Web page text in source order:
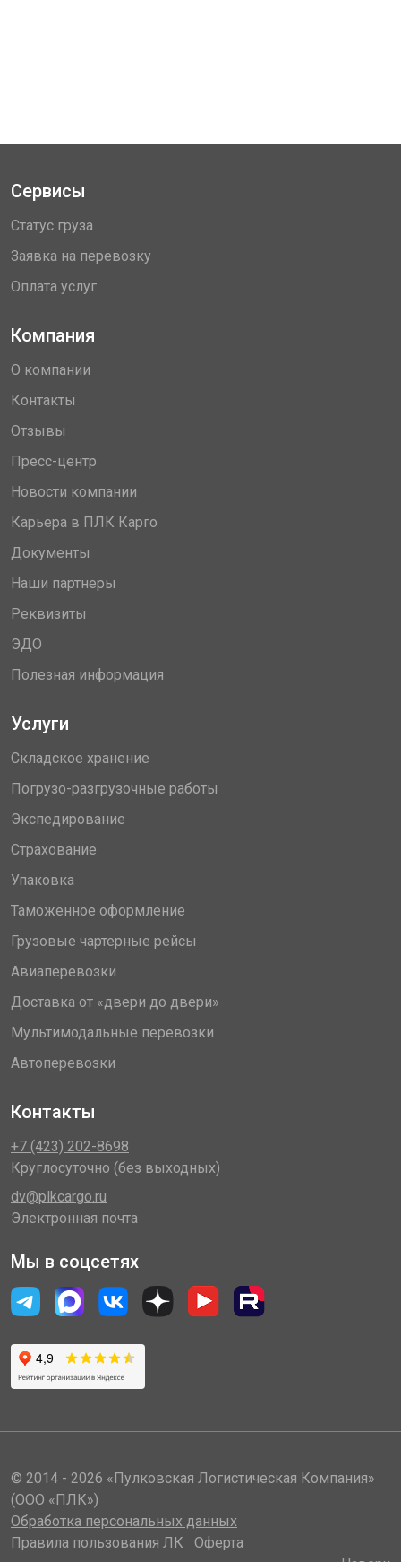
Сервисы
Статус груза
Заявка на перевозку
Оплата услуг
Компания
О компании
Контакты
Отзывы
Пресс-центр
Новости компании
Карьера в ПЛК Карго
Документы
Наши партнеры
Реквизиты
ЭДО
Полезная информация
Услуги
Складское хранение
Погрузо-разгрузочные работы
Экспедирование
Страхование
Упаковка
Таможенное оформление
Грузовые чартерные рейсы
Авиаперевозки
Доставка от «двери до двери»
Мультимодальные перевозки
Автоперевозки
Контакты
+7 (423) 202-8698
Круглосуточно (без выходных)
dv@plkcargo.ru
Электронная почта
Мы в соцсетях
© 2014 - 2026 «Пулковская Логистическая Компания»
(ООО «ПЛК»)
Обработка персональных данных
Правила пользования ЛК
Оферта